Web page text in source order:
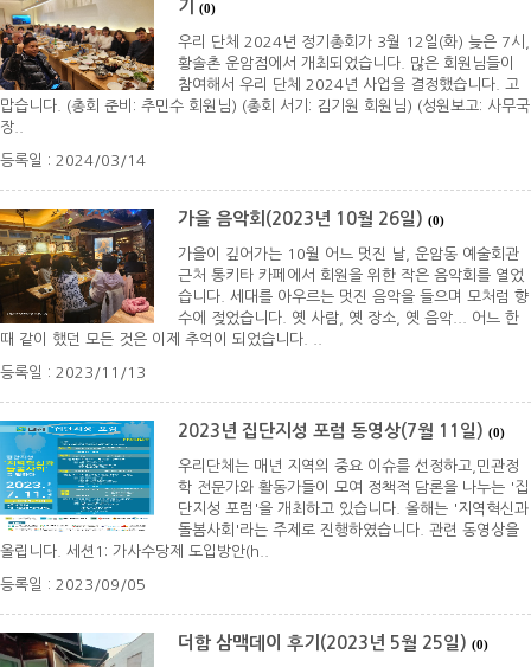
기 (0)
우리 단체 2024년 정기총회가 3월 12일(화) 늦은 7시,
황솔촌 운암점에서 개최되었습니다. 많은 회원님들이
참여해서 우리 단체 2024년 사업을 결정했습니다. 고
맙습니다. (총회 준비: 추민수 회원님) (총회 서기: 김기원 회원님) (성원보고: 사무국
장..
등록일 : 2024/03/14
가을 음악회(2023년 10월 26일) (0)
가을이 깊어가는 10월 어느 멋진 날, 운암동 예술회관
근처 통키타 카페에서 회원을 위한 작은 음악회를 열었
습니다. 세대를 아우르는 멋진 음악을 들으며 모처럼 향
수에 젖었습니다. 옛 사람, 옛 장소, 옛 음악... 어느 한
때 같이 했던 모든 것은 이제 추억이 되었습니다. ..
등록일 : 2023/11/13
2023년 집단지성 포럼 동영상(7월 11일) (0)
우리단체는 매년 지역의 중요 이슈를 선정하고,민관정
학 전문가와 활동가들이 모여 정책적 담론을 나누는 '집
단지성 포럼'을 개최하고 있습니다. 올해는 '지역혁신과
돌봄사회'라는 주제로 진행하였습니다. 관련 동영상을
올립니다. 세션1: 가사수당제 도입방안(h..
등록일 : 2023/09/05
더함 삼맥데이 후기(2023년 5월 25일) (0)